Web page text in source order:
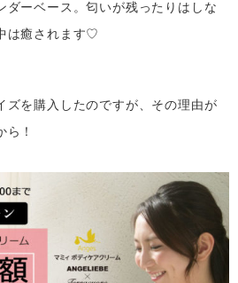
ダーベース。匂いが残ったりはしな
は癒されます♡
ズを購入したのですが、その理由が
ら！